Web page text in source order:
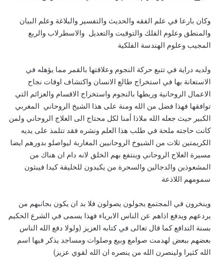
وكان بارعا في علم الفقه والحديث والتفسير والبلاغة وعلم البيان
والمنطق وعلوم الفلك والتوقيت والتعديل والاسطرلاب والربع
المجيب وعلوم الهندسة الفلكية
ولديه دراية في تتبع حركة النجوم وعلاقتها بالقمر مما يؤهله في
الاستعانة بها في استخراج طالع الانسان واكتشاف اوقات نجاح
الاعمال الروحانية وربطها بالنجوم واستخراج الاقسام والعزائم التي
توافقها فهذا فضل من الله ومنة على هذا الشيخ الروحاني المغربي
الكبير حيث جعله الله ملاذا أمنا لكل محتاج الى العلاج الروحاني ولمن
كانت حاجته ملحة في طلب هذا العلم ونشره فقد تتلمذ على يديه
الكريمتين ثلات من الشيوخ الروحانيين المغاربة ليواصلو بدورهم ايضا
مسيرة العلاج الروحاني وينتفع بهم الخلق لانه دام ان هناك من
المشعوذين والدجالين والسحرة من يكيدون للخليقة كيدا فيبثون
سمومهم اللاذعة
وينخرون في المجتمع يجولون يصولون فلا بد ان يكون بجانبهم من
يردعهم ويدفع اذاهم عن الناس الابرياء فهذا يسمى في الشرع الحكيم
بسنة التدافع كما قال تعالى في كتابه العزيز (ولولا دفع الله الناس
بعضهم ببعض لهدمت صوامع وبيع وصلوات ومساجد يذكر فيها اسم
الله كثيرا ولينصرن الله من ينصره ان الله لقوي عزيز)